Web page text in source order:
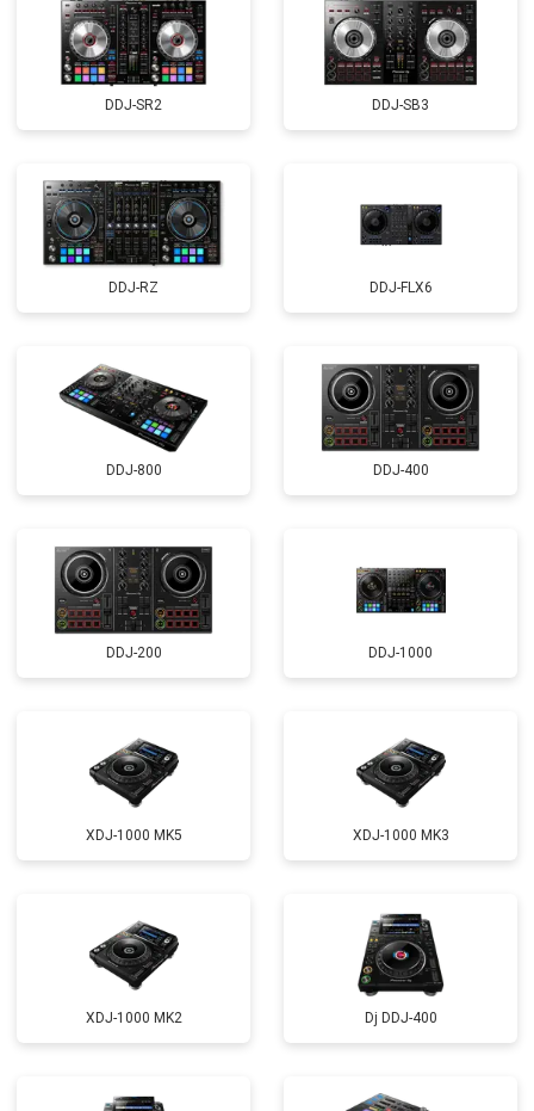
DDJ-SR2 DDJ-SB3
DDJ-RZ DDJ-FLX6
DDJ-800 DDJ-400
DDJ-200 DDJ-1000
XDJ-1000 MK5 XDJ-1000 MK3
XDJ-1000 MK2 Dj DDJ-400